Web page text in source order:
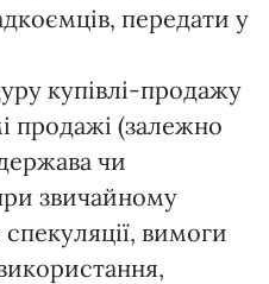
передати у
купівлі-продажу
продажі (залежно
чи
звичайному
вимоги